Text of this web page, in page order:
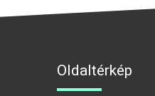
Oldaltérkép